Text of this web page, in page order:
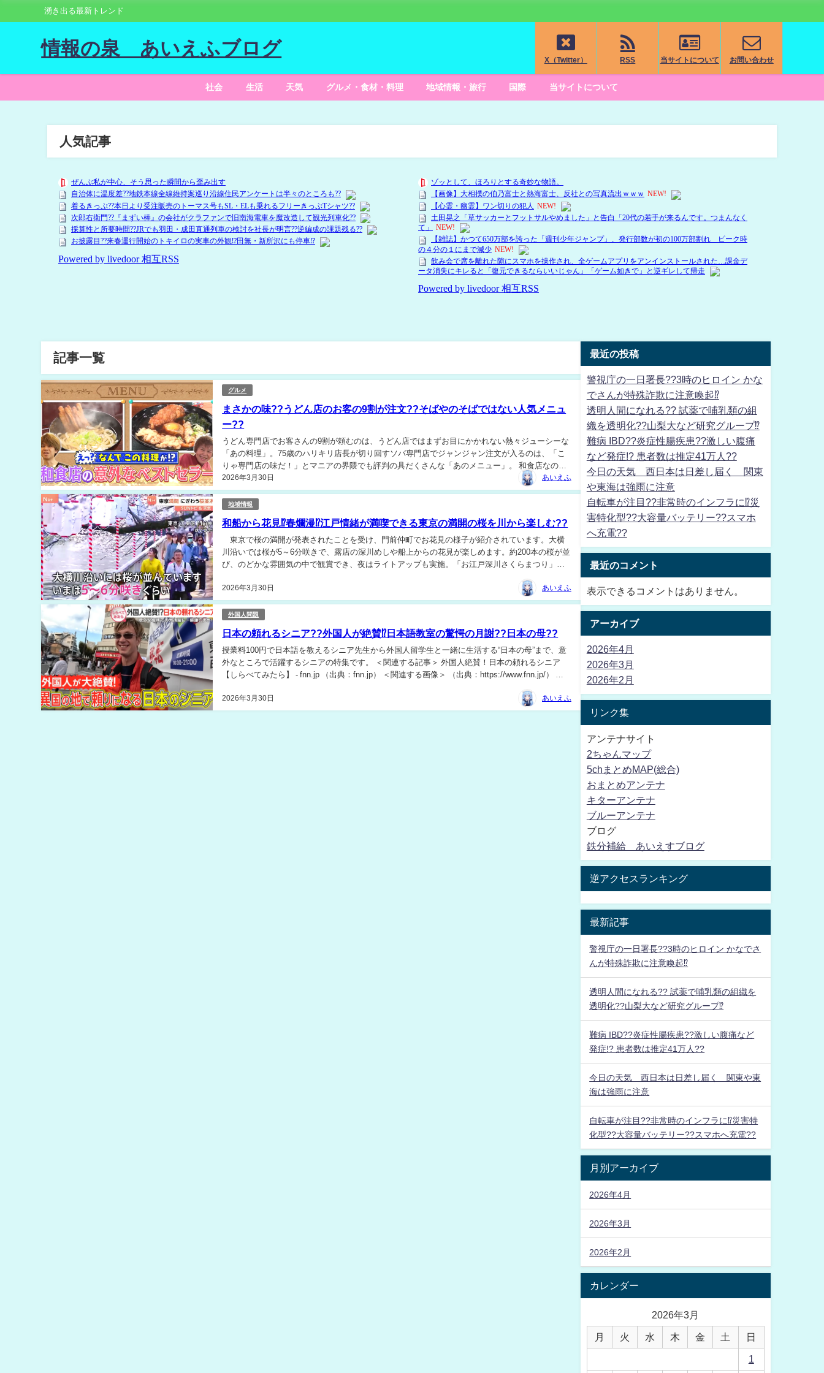
湧き出る最新トレンド
情報の泉 あいえふブログ
X（Twitter） RSS 当サイトについて お問い合わせ
社会 生活 天気 グルメ・食材・料理 地域情報・旅行 国際 当サイトについて
人気記事
記事一覧
グルメ
まさかの味??うどん店のお客の9割が注文??そばやのそばではない人気メニュ
ー??
2026年3月30日
うどん専門店でお客さんの9割が頼むのは、うどん店ではまずお目にかかれない熱々ジューシーな
「あの料理」。75歳のハリキリ店長が切り回すソバ専門店でジャンジャン注文が入るのは、「こ
りゃ専門店の味だ！」とマニアの界隈でも評判の具だくさんな「あのメニュー」。 和食店なの
に…専門外の意外なメニューでお客さんの舌をロックオンする人...
あいえふ
地域情報
和船から花見⁉春爛漫⁉江戸情緒が満喫できる東京の満開の桜を川から楽しむ??
2026年3月30日
東京で桜の満開が発表されたことを受け、門前仲町でお花見の様子が紹介されています。大横
川沿いでは桜が5～6分咲きで、露店の深川めしや船上からの花見が楽しめます。約200本の桜が並
び、のどかな雰囲気の中で観賞でき、夜はライトアップも実施。「お江戸深川さくらまつり」は4
あいえふ
外国人問題
日本の頼れるシニア??外国人が絶賛⁉日本語教室の驚愕の月謝??日本の母??
2026年3月30日
授業料100円で日本語を教えるシニア先生から外国人留学生と一緒に生活する“日本の母”まで、意
外なところで活躍するシニアの特集です。 ＜関連する記事＞ 外国人絶賛！日本の頼れるシニア
【しらべてみたら】 - fnn.jp （出典：fnn.jp） ＜関連する画像＞ （出典：https://www.fnn.jp/） ＜
あいえふ
最近の投稿
警視庁の一日署長??3時のヒロイン かな
でさんが特殊詐欺に注意喚起⁉
透明人間になれる?? 試薬で哺乳類の組
織を透明化??山梨大など研究グループ⁉
難病 IBD??炎症性腸疾患??激しい腹痛
など発症!? 患者数は推定41万人??
今日の天気 西日本は日差し届く 関東
や東海は強雨に注意
自転車が注目??非常時のインフラに⁉災
害特化型??大容量バッテリー??スマホ
へ充電??
最近のコメント
表示できるコメントはありません。
アーカイブ
2026年4月
2026年3月
2026年2月
リンク集
アンテナサイト
2ちゃんマップ
5chまとめMAP(総合)
おまとめアンテナ
キターアンテナ
ブルーアンテナ
ブログ
鉄分補給 あいえすブログ
逆アクセスランキング
最新記事
警視庁の一日署長??3時のヒロイン かなでさ
んが特殊詐欺に注意喚起⁉
透明人間になれる?? 試薬で哺乳類の組織を
透明化??山梨大など研究グループ⁉
難病 IBD??炎症性腸疾患??激しい腹痛など
発症!? 患者数は推定41万人??
今日の天気 西日本は日差し届く 関東や東
海は強雨に注意
自転車が注目??非常時のインフラに⁉災害特
化型??大容量バッテリー??スマホへ充電??
月別アーカイブ
2026年4月
2026年3月
2026年2月
カレンダー
2026年3月
月 火 水 木 金 土 日
1